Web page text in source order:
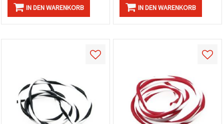
IN DEN WARENKORB IN DEN WARENKORB